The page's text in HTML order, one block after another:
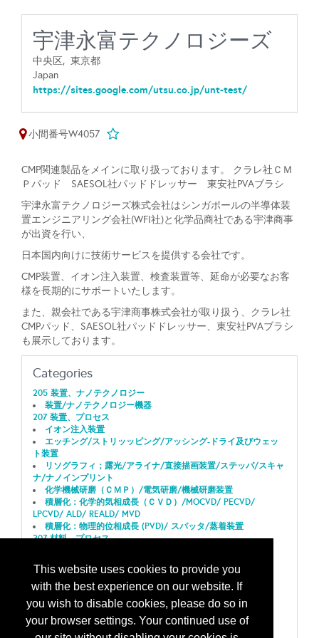
This website uses cookies to provide you
with the best experience on our website. If
you wish to disable cookies, please do so in
your browser settings. Your continued use of
宇津永富テクノロジーズ
中央区, 東京都
Japan
https://sites.google.com/utsu.co.jp/unt-test/
小間番号W4057
CMP関連製品をメインに取り扱っております。 クラレ社ＣＭ
Ｐパッド SAESOL社パッドドレッサー 東安社PVAブラシ
宇津永富テクノロジーズ株式会社はシンガポールの半導体装
置エンジニアリング会社(WFI社)と化学品商社である宇津商事
が出資を行い、
日本国内向けに技術サービスを提供する会社です。
CMP装置、イオン注入装置、検査装置等、延命が必要なお客
様を長期的にサポートいたします。
また、親会社である宇津商事株式会社が取り扱う、クラレ社
CMPパッド、SAESOL社パッドドレッサー、東安社PVAブラシ
も展示しております。
Categories
205 装置、ナノテクノロジー
装置/ナノテクノロジー機器
207 装置、プロセス
イオン注入装置
エッチング/ストリッッピング/アッシング-ドライ及びウェッ
ト装置
リソグラフィ；露光/アライナ/直接描画装置/ステッパ/スキャ
ナ/ナノインプリント
化学機械研磨（ＣＭＰ）/電気研磨/機械研磨装置
積層化：化学的気相成長（ＣＶＤ）/MOCVD/ PECVD/
LPCVD/ ALD/ REALD/ MVD
積層化：物理的位相成長 (PVD)/ スパッタ/蒸着装置
307 材料、プロセス
400 部品、パーツと付属品
金属原材料および特注部品
電子ハードウェア、備品および補給品
500 工場のモニタリングと制御システム(FMCS)
装置間インターフェース；通信プロトコル
700 製造サービス
リペア；再組立て/装置搬入/メンテナンスサービス/予備部